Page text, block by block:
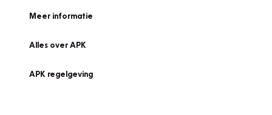
Meer informatie
Alles over APK
APK regelgeving